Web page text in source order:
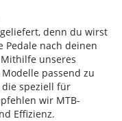
denn du wirst
Pedale nach deinen
unseres
passend zu
die speziell für
wir MTB-
Effizienz.